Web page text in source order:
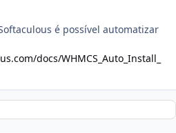
é possível automatizar
docs/WHMCS_Auto_Install_